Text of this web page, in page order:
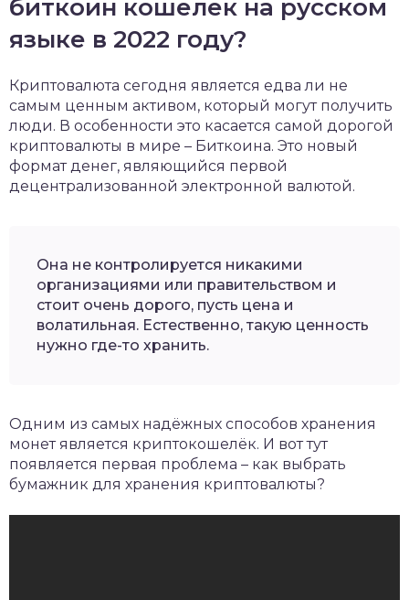
биткоин кошелек на русском
языке в 2022 году?
Криптовалюта сегодня является едва ли не
самым ценным активом, который могут получить
люди. В особенности это касается самой дорогой
криптовалюты в мире – Биткоина. Это новый
формат денег, являющийся первой
децентрализованной электронной валютой.
Она не контролируется никакими
организациями или правительством и
стоит очень дорого, пусть цена и
волатильная. Естественно, такую ценность
нужно где-то хранить.
Одним из самых надёжных способов хранения
монет является криптокошелёк. И вот тут
появляется первая проблема – как выбрать
бумажник для хранения криптовалюты?